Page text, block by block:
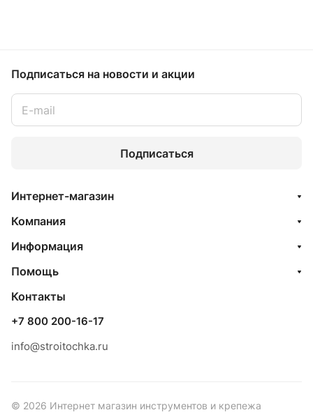
Подписаться на новости и акции
Подписаться
Интернет-магазин
Компания
Информация
Помощь
Контакты
+7 800 200-16-17
info@stroitochka.ru
© 2026 Интернет магазин инструментов и крепежа